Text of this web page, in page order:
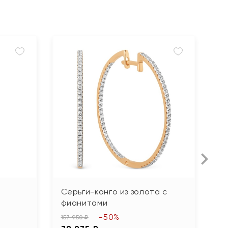
Серьги-конго из золота с
фианитами
157 950 ₽ -50%